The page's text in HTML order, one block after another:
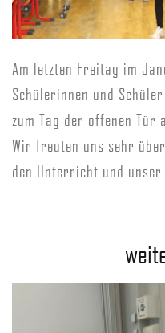
Am letzten Freitag im
Schülerinnen und
zum Tag der offenen Tür
Wir freuten uns sehr
den Unterricht und